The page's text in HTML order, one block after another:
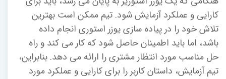
کارایی و عملکرد آزمایش شود. تیم ممکن است بهترین
تلاش خود را در پیاده سازی یوزر استوری انجام داده
باشد، اما باید اطمینان حاصل شود که کار می کند و راه
حل مناسب مورد انتظار مشتری را ارائه می دهد. بنابراین،
تیم آزمایش، داستان کاربر را برای کارایی و عملکرد مورد